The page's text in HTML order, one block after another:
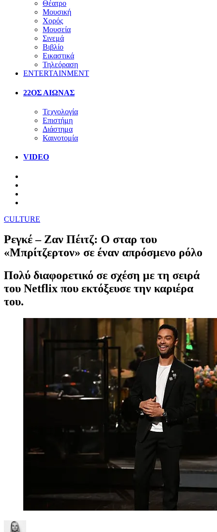
Θέατρο
Μουσική
Χορός
Μουσεία
Σινεμά
Βιβλίο
Εικαστικά
Τηλεόραση
ENTERTAINMENT
22ΟΣ ΑΙΩΝΑΣ
Τεχνολογία
Επιστήμη
Διάστημα
Καινοτομία
VIDEO
CULTURE
Ρεγκέ – Ζαν Πέιτζ: Ο σταρ του
«Μπρίτζερτον» σε έναν απρόσμενο ρόλο
Πολύ διαφορετικό σε σχέση με τη σειρά
του Netflix που εκτόξευσε την καριέρα
του.